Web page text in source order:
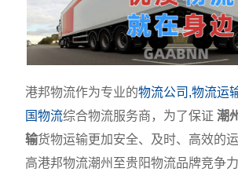
港邦物流作为专业的物流公司,物流运
国物流综合物流服务商，为了保证潮
输货物运输更加安全、及时、高效的
高港邦物流潮州至贵阳物流品牌竞争